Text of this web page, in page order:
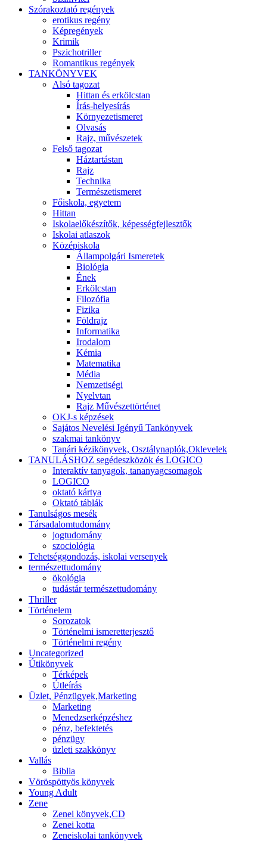
Szórakoztató regények
erotikus regény
Képregények
Krimik
Pszichotriller
Romantikus regények
TANKÖNYVEK
Alsó tagozat
Hittan és erkölcstan
Írás-helyesírás
Környezetismeret
Olvasás
Rajz, művészetek
Felső tagozat
Háztartástan
Rajz
Technika
Természetismeret
Főiskola, egyetem
Hittan
Iskolaelőkészítők, képességfejlesztők
Iskolai atlaszok
Középiskola
Állampolgári Ismeretek
Biológia
Ének
Erkölcstan
Filozófia
Fizika
Földrajz
Informatika
Irodalom
Kémia
Matematika
Média
Nemzetiségi
Nyelvtan
Rajz Művészettörténet
OKJ-s képzések
Sajátos Nevelési Igényű Tankönyvek
szakmai tankönyv
Tanári kézikönyvek, Osztálynaplók,Oklevelek
TANULÁSHOZ segédeszközök és LOGICO
Interaktív tanyagok, tananyagcsomagok
LOGICO
oktató kártya
Oktató táblák
Tanulságos mesék
Társadalomtudomány
jogtudomány
szociológia
Tehetséggondozás, iskolai versenyek
természettudomány
ökológia
tudástár természettudomány
Thriller
Történelem
Sorozatok
Történelmi ismeretterjesztő
Történelmi regény
Uncategorized
Útikönyvek
Térképek
Útleírás
Üzlet, Pénzügyek,Marketing
Marketing
Menedzserképzéshez
pénz, befektetés
pénzügy
üzleti szakkönyv
Vallás
Biblia
Vöröspöttyös könyvek
Young Adult
Zene
Zenei könyvek,CD
Zenei kotta
Zeneiskolai tankönyvek